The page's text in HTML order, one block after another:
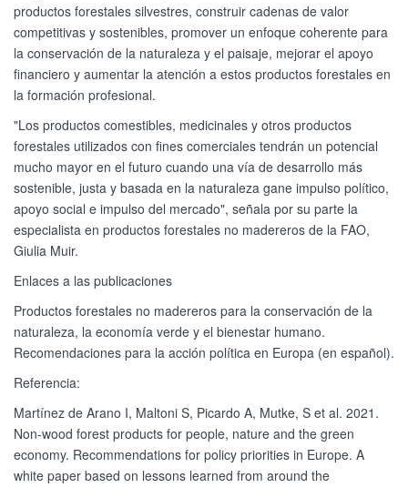
productos forestales silvestres, construir cadenas de valor
competitivas y sostenibles, promover un enfoque coherente para
la conservación de la naturaleza y el paisaje, mejorar el apoyo
financiero y aumentar la atención a estos productos forestales en
la formación profesional.
"Los productos comestibles, medicinales y otros productos
forestales utilizados con fines comerciales tendrán un potencial
mucho mayor en el futuro cuando una vía de desarrollo más
sostenible, justa y basada en la naturaleza gane impulso político,
apoyo social e impulso del mercado", señala por su parte la
especialista en productos forestales no madereros de la FAO,
Giulia Muir.
Enlaces a las publicaciones
Productos forestales no madereros para la conservación de la
naturaleza, la economía verde y el bienestar humano.
Recomendaciones para la acción política en Europa (en español).
Referencia:
Martínez de Arano I, Maltoni S, Picardo A, Mutke, S et al. 2021.
Non-wood forest products for people, nature and the green
economy. Recommendations for policy priorities in Europe. A
white paper based on lessons learned from around the